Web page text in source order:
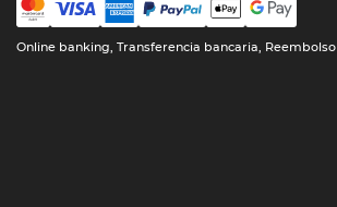
Online banking, Transferencia bancaria, Reembolso